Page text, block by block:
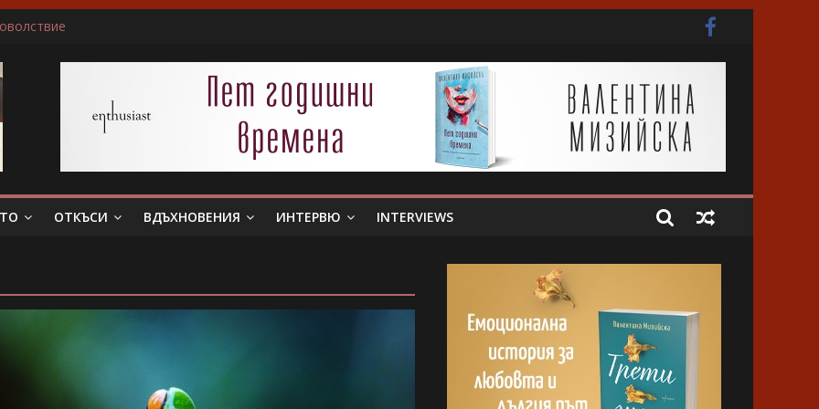
беше истински съпруг…”
Слава богу, отговори той…”
всяка сцена преживявам силно, както ако ми се случва в живота
ОТКЪСИ ВДЪХНОВЕНИЯ ИНТЕРВЮ INTERVIEWS